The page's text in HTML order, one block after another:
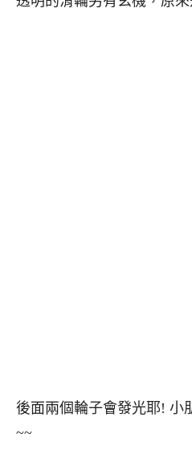
後面兩個輪子會發光耶! 小
~~